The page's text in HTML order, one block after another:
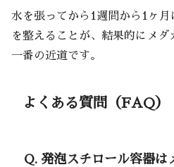
水を張ってから1週間から1ヶ
を整えることが、結果的にメ
一番の近道です。
よくある質問（FAQ）
Q. 発泡スチロール容器は